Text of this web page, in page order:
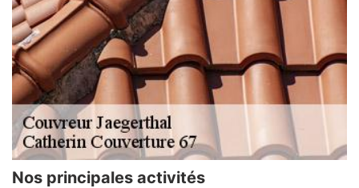
Nos principales activités